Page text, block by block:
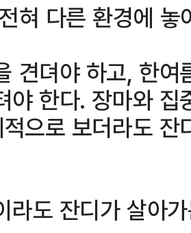
혀 다른 환경에 놓
견뎌야 하고, 한
야 한다. 장마와
으로 보더라도
라도 잔디가 살아